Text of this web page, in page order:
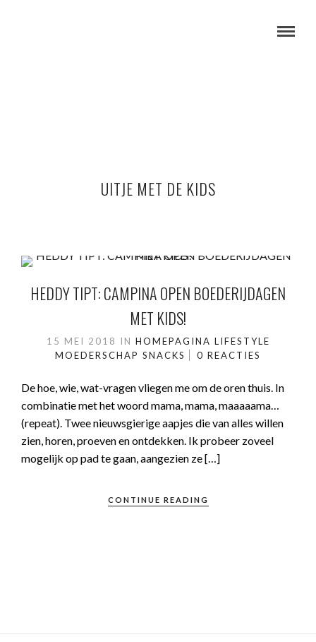
UITJE MET DE KIDS
HEDDY TIPT: CAMPINA OPEN BOEDERIJDAGEN
MET KIDS!
15 MEI 2018 IN HOMEPAGINA LIFESTYLE
MOEDERSCHAP SNACKS 0 REACTIES
De hoe, wie, wat-vragen vliegen me om de oren thuis. In
combinatie met het woord mama, mama, maaaaama…
(repeat). Twee nieuwsgierige aapjes die van alles willen
zien, horen, proeven en ontdekken. Ik probeer zoveel
mogelijk op pad te gaan, aangezien ze […]
CONTINUE READING